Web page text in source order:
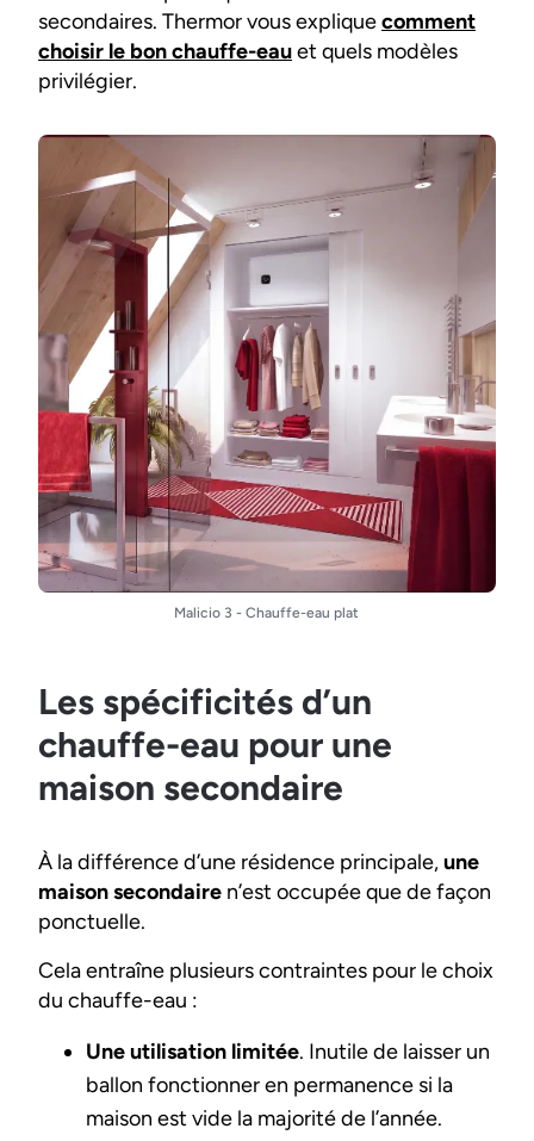
secondaires. Thermor vous expliquecomment
choisir le bon chauffe-eauet quels modèles
privilégier.
Malicio 3 - Chauffe-eau plat
Les spécificités d’un
chauffe-eau pour une
maison secondaire
À la différence d’une résidence principale,une
maison secondaire n’est occupée que de façon
ponctuelle.
Cela entraîne plusieurs contraintes pour le choix
du chauffe-eau :
Une utilisation limitée. Inutile de laisser un
ballon fonctionner en permanence si la
maison est vide la majorité de l’année.